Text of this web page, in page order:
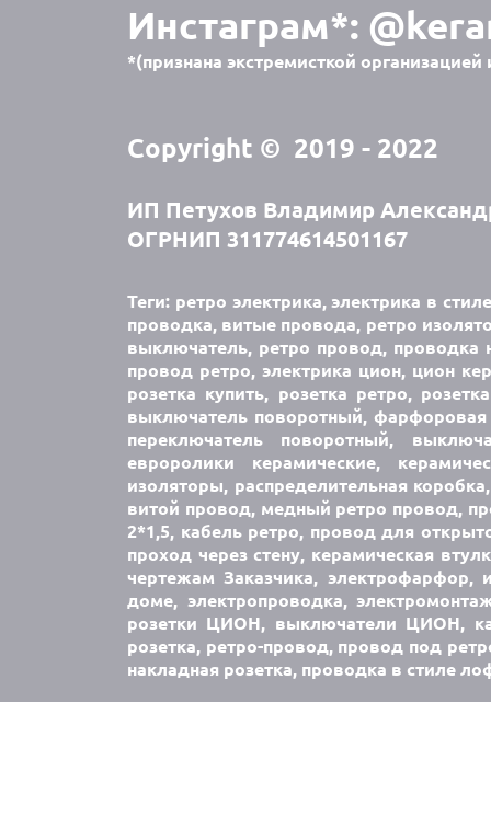
Инстаграм*:
*(признана экстремисткой
Copyright © 2019 - 2022
ИП Петухов Владимир
ОГРНИП 311774614501167
Теги: ретро электрика, электрика в
проводка, витые провода, ретро
выключатель, ретро провод, проводка
провод ретро, электрика цион, цион
розетка купить, розетка ретро,
выключатель поворотный,
переключатель поворотный,
евроролики керамические,
изоляторы, распределительная
витой провод, медный ретро провод,
2*1,5, кабель ретро, провод для
проход через стену, керамическая
чертежам Заказчика, электрофарфор,
доме, электропроводка,
розетки ЦИОН, выключатели ЦИОН,
розетка, ретро-провод, провод под
накладная розетка, проводка в стиле